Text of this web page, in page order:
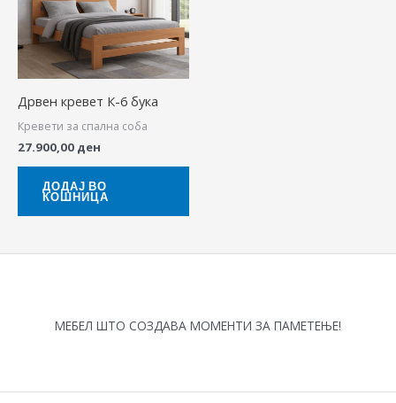
Дрвен кревет К-6 бука
Кревети за спална соба
27.900,00 ден
ДОДАЈ ВО
КОШНИЦА
МЕБЕЛ ШТО СОЗДАВА МОМЕНТИ ЗА ПАМЕТЕЊЕ!